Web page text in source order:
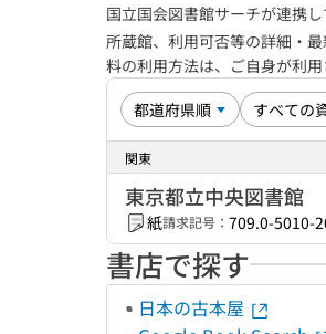
国立国会図書館サーチが連携
所蔵館、利用可否等の詳細・
料の利用方法は、ご自身が利
関東
東京都立中央図書館
紙請求記号： 709.0-5010-
書店で探す
日本の古本屋